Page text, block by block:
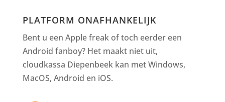
PLATFORM ONAFHANKELIJK
Bent u een Apple freak of toch eerder een
Android fanboy? Het maakt niet uit,
cloudkassa Diepenbeek kan met Windows,
MacOS, Android en iOS.